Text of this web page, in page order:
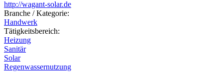
http://wagant-solar.de
Branche / Kategorie:
Handwerk
Tätigkeitsbereich:
Heizung
Sanitär
Solar
Regenwassernutzung